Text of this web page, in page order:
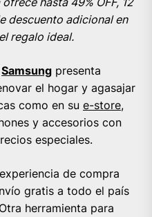
descuento adicional en
regalo ideal.
Samsung presenta
el hogar y agasajar
como en su e-store,
y accesorios con
especiales.
de compra
gratis a todo el país
herramienta para